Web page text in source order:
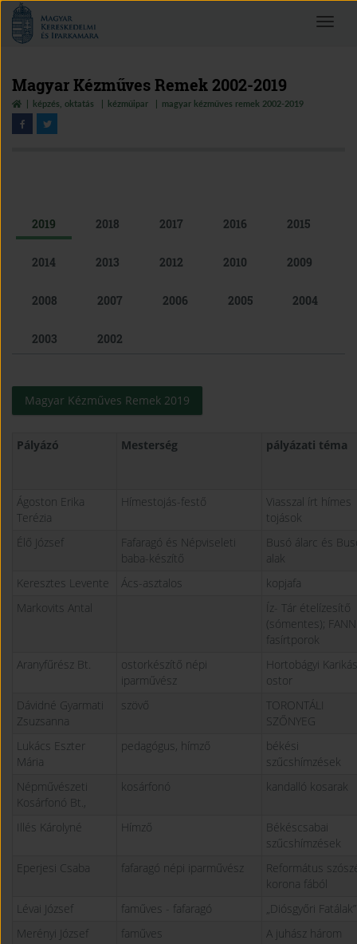
Magyar
Kereskedelmi
és
Toggle
Magyar Kézműves Remek 2002-2019
képzés, oktatás kézműipar magyar kézműves remek 2002-2019
2019 2018 2017 2016 2015
2014 2013 2012 2010 2009
2008 2007 2006 2005 2004
2003 2002
Magyar Kézműves Remek 2019
Pályázó Mesterség pályázati téma
Ágoston Erika
Terézia
Hímestojás-festő
Viasszal írt hímes
tojások
Élő József
Fafaragó és Népviseleti
baba-készítő
Busó álarc és
alak
Keresztes Levente
Ács-asztalos
kopjafa
Markovits Antal
Íz- Tár ételízesítő
(sómentes);
fasírtporok
Aranyfűrész Bt.
ostorkészítő népi
iparművész
Hortobágyi Karikás
ostor
Dávidné Gyarmati
Zsuzsanna
szövő
TORONTÁLI
SZŐNYEG
Lukács Eszter
Mária
pedagógus, hímző
békési
szűcshímzések
Népművészeti
Kosárfonó Bt.,
kosárfonó kandalló kosarak
Illés Károlyné Hímző
Békéscsabai
szűcshímzések
Eperjesi Csaba
fafaragó népi iparművész
Református
korona fából
Lévai József
faműves - fafaragó
„Diósgyőri Fatálak”
Merényi József
faműves
A juhász három